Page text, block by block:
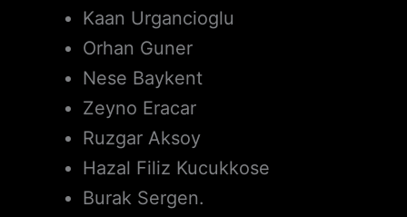
Kaan Urgancioglu
Orhan Guner
Nese Baykent
Zeyno Eracar
Ruzgar Aksoy
Hazal Filiz Kucukkose
Burak Sergen.